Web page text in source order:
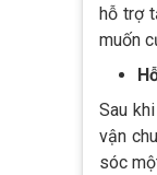
hỗ trợ
muốn
Sau
vận
sóc